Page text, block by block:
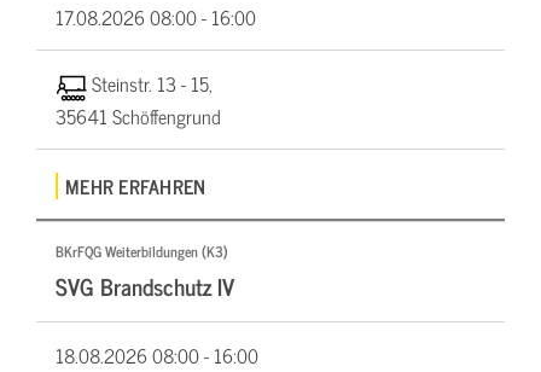
17.08.202608:00 - 16:00
Steinstr. 13 - 15,
35641 Schöffengrund
MEHR ERFAHREN
BKrFQG Weiterbildungen (K3)
SVG Brandschutz IV
18.08.202608:00 - 16:00